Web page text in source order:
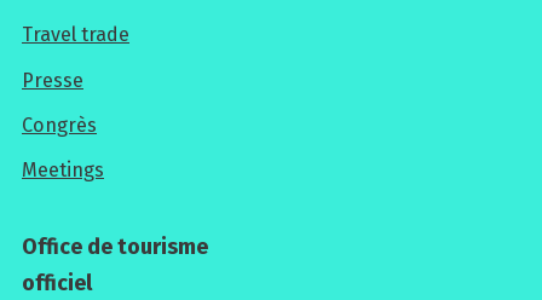
Pour
les
professionnels
Travel trade
Presse
Congrès
Meetings
Office de tourisme
officiel